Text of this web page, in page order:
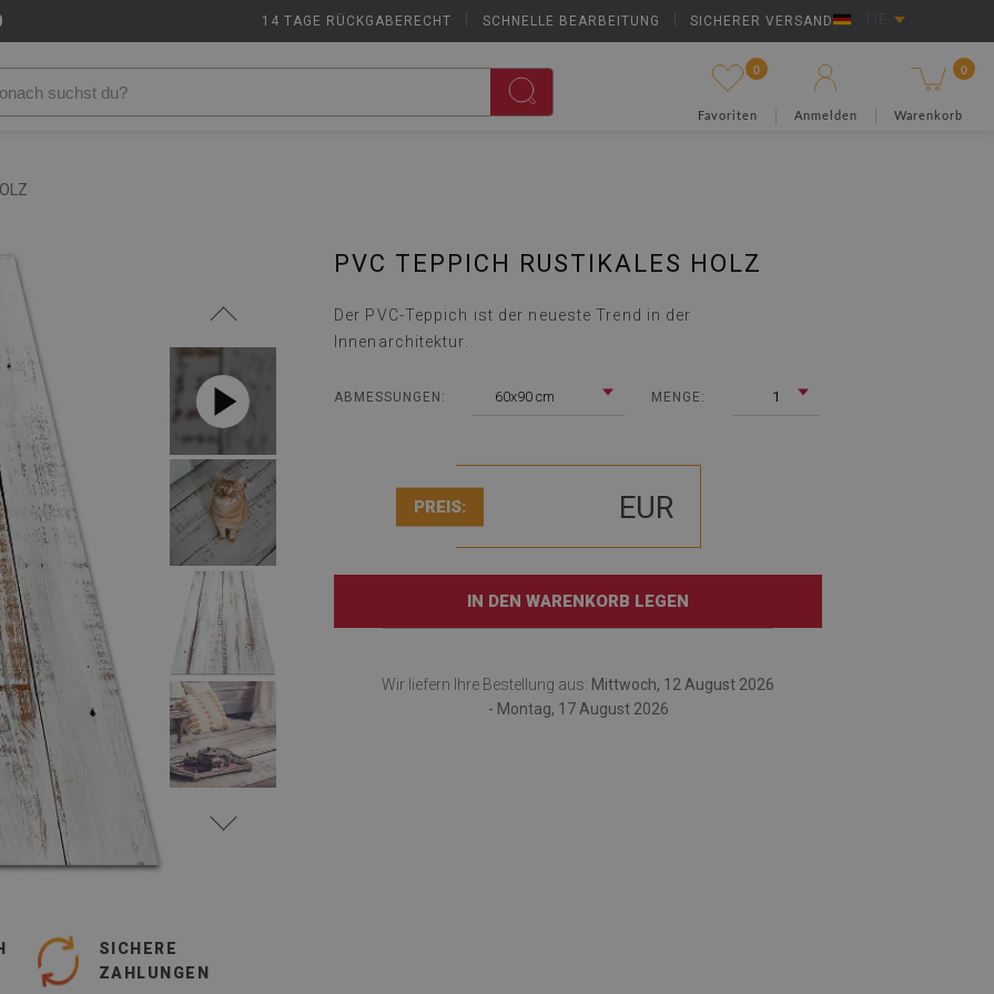
14 TAGE RÜCKGABERECHT SCHNELLE BEARBEITUNG SICHERER VERSAND
0
Favoriten Anmelden
0
Warenkorb
SICHERE
ZAHLUNGEN
PVC TEPPICH RUSTIKALES HOLZ
Der PVC-Teppich ist der neueste Trend in der
Innenarchitektur.
ABMESSUNGEN: 60x90 cm MENGE: 1
PREIS: EUR
IN DEN WARENKORB LEGEN
Wir liefern Ihre Bestellung aus: Mittwoch, 12 August 2026
- Montag, 17 August 2026